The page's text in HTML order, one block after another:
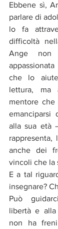
Ebbene sì,
parlare di
lo fa
difficoltà
Ange
che lo
lettura, ma
mentore
alla sua età
rappresenta,
anche dei
vincoli che la
E a tal
insegnare?
Può
libertà e alla
non ha